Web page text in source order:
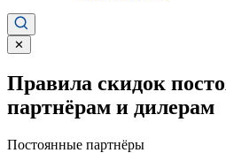
✕
Правила скидок
партнёрам и дилерам
Постоянные партнёры